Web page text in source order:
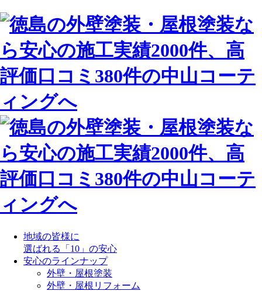
地域の皆様に
選ばれる「10」の安心
安心のラインナップ
外壁・屋根塗装
外壁・屋根リフォーム